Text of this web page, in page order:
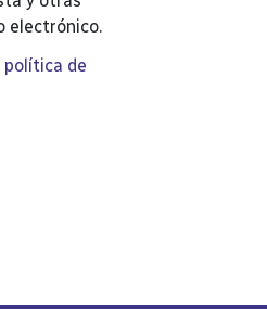
electrónico.
política de